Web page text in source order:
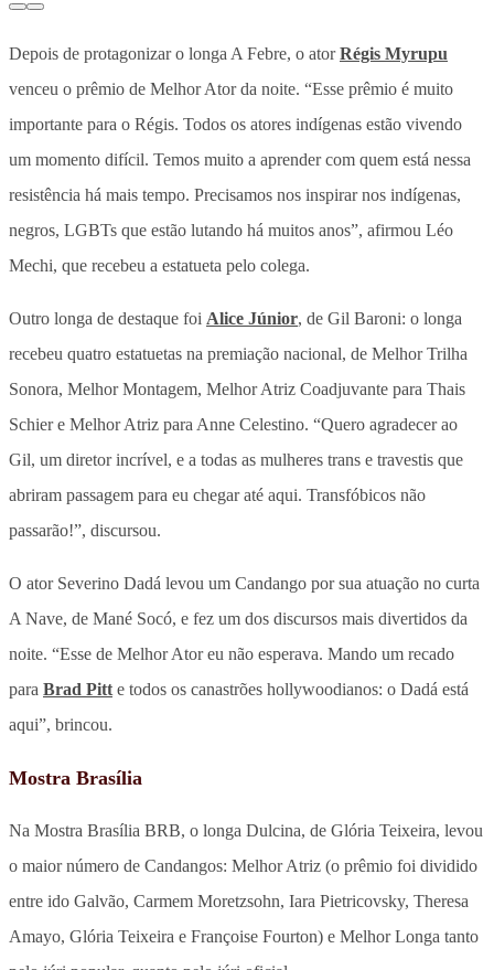
Depois de protagonizar o longa A Febre, o atorRégis Myrupu
venceu o prêmio de Melhor Ator da noite. “Esse prêmio é muito
importante para o Régis. Todos os atores indígenas estão vivendo
um momento difícil. Temos muito a aprender com quem está nessa
resistência há mais tempo. Precisamos nos inspirar nos indígenas,
negros, LGBTs que estão lutando há muitos anos”, afirmou Léo
Mechi, que recebeu a estatueta pelo colega.
Outro longa de destaque foi Alice Júnior, de Gil Baroni: o longa
recebeu quatro estatuetas na premiação nacional, de Melhor Trilha
Sonora, Melhor Montagem, Melhor Atriz Coadjuvante para Thais
Schier e Melhor Atriz para Anne Celestino. “Quero agradecer ao
Gil, um diretor incrível, e a todas as mulheres trans e travestis que
abriram passagem para eu chegar até aqui. Transfóbicos não
passarão!”, discursou.
O ator Severino Dadá levou um Candango por sua atuação no curta
A Nave, de Mané Socó, e fez um dos discursos mais divertidos da
noite. “Esse de Melhor Ator eu não esperava. Mando um recado
para Brad Pitt e todos os canastrões hollywoodianos: o Dadá está
aqui”, brincou.
Mostra Brasília
Na Mostra Brasília BRB, o longa Dulcina, de Glória Teixeira, levou
o maior número de Candangos: Melhor Atriz (o prêmio foi dividido
entre ido Galvão, Carmem Moretzsohn, Iara Pietricovsky, Theresa
Amayo, Glória Teixeira e Françoise Fourton) e Melhor Longa tanto